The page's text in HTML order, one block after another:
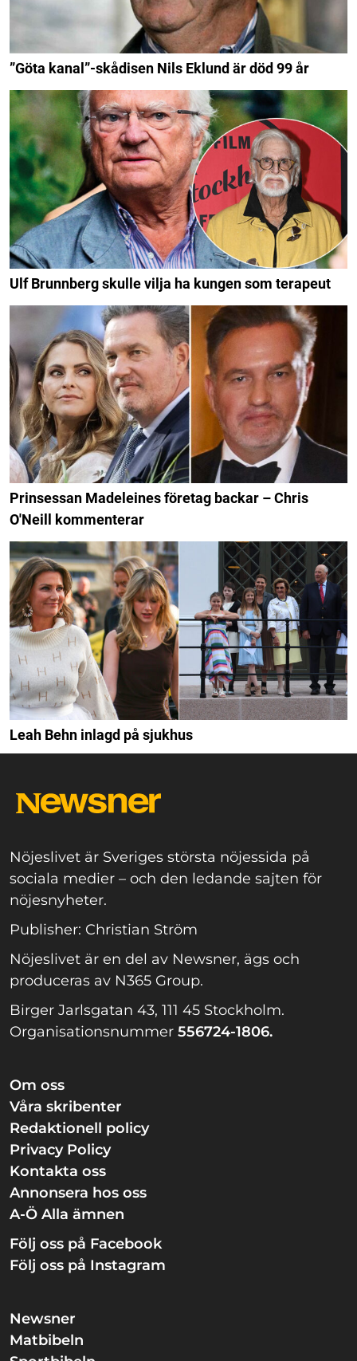
”Göta kanal”-skådisen Nils Eklund är död 99 år
Ulf Brunnberg skulle vilja ha kungen som terapeut
Prinsessan Madeleines företag backar – Chris
O'Neill kommenterar
Leah Behn inlagd på sjukhus
Nöjeslivet är Sveriges största nöjessida på
sociala medier – och den ledande sajten för
nöjesnyheter.
Publisher: Christian Ström
Nöjeslivet är en del av Newsner, ägs och
produceras av N365 Group.
Birger Jarlsgatan 43, 111 45 Stockholm.
Organisationsnummer 556724-1806.
Om oss
Våra skribenter
Redaktionell policy
Privacy Policy
Kontakta oss
Annonsera hos oss
A-Ö Alla ämnen
Följ oss på Facebook
Följ oss på Instagram
Newsner
Matbibeln